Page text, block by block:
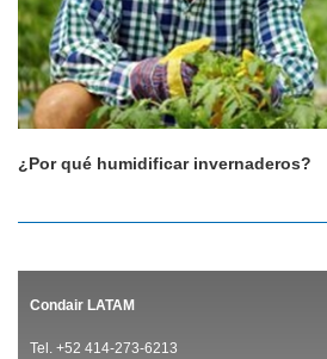
¿Por qué humidificar invernaderos?
Condair LATAM
Tel. +52 414-273-6213